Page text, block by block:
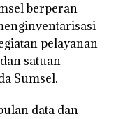
berperan
pelayanan
satuan
Sumsel.
data dan